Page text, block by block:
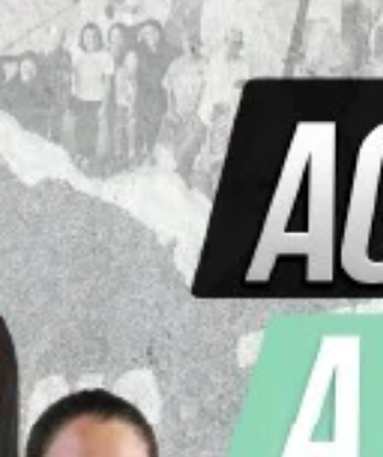
Manoel de Barros lança o ´10º Concurso
Redação – Um Passeio com Manoel´,
voltado a estudantes do terceiro ano do
Ensino Médio da rede pública de ensino.
Mais do que um Concurso, a iniciativa
convida os jovens a mergulharem no
universo do poeta e a tran